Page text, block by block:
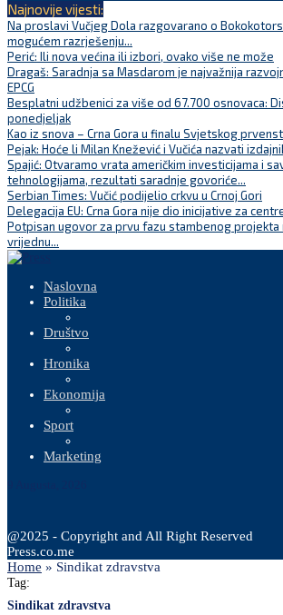
Najnovije vijesti:
Na proslavi Vučjeg Dola razgovarano o
mogućem razrješenju...
Perić: Ili nova većina ili izbori, ovako više ne može
Dragaš: Saradnja sa Masdarom je najvažnija
EPCG
Besplatni udžbenici za više od 67.700 osnovaca:
ponedjeljak
Kao iz snova – Crna Gora u finalu Svjetskog
Pejak: Hoće li Milan Knežević i Vučića nazvati
Spajić: Otvaramo vrata američkim investicijama i
tehnologijama, rezultati saradnje govoriće...
Serbian Times: Vučić podijelio crkvu u Crnoj Gori
Delegacija EU: Crna Gora nije dio inicijative za
Potpisan ugovor za prvu fazu stambenog projekta
vrijednu...
Naslovna
Politika
Društvo
Hronika
Ekonomija
Sport
Marketing
@2025 - Copyright and All Right Reserved
Press.co.me
Home » Sindikat zdravstva
Tag:
Sindikat zdravstva